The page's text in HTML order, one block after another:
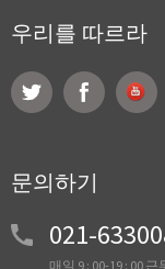
우리를 따르라
문의하기
021-
매일 9 : 00-19 : 00 근